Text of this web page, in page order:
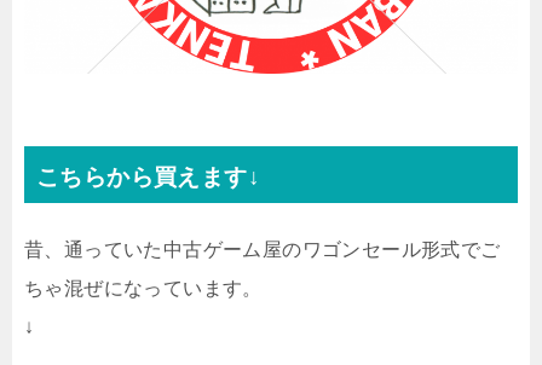
こちらから買えます↓
昔、通っていた中古ゲーム屋のワゴンセール形式でご
ちゃ混ぜになっています。
↓